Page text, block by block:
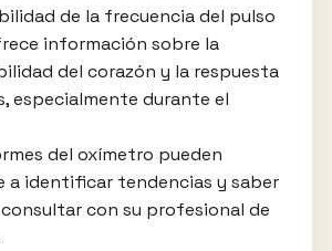
de la frecuencia del pulso
información sobre la
del corazón y la respuesta
especialmente durante el
del oxímetro pueden
a identificar tendencias y saber
con su profesional de